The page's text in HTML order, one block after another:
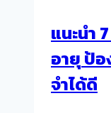
แนะนำ
อายุ ป้อ
จำได้ดี